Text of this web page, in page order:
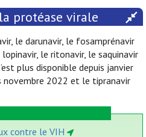
protéase virale
le darunavir, le fosamprénavir
lopinavir, le ritonavir, le saquinavir
plus disponible depuis janvier
novembre 2022 et le tipranavir
contre le VIH